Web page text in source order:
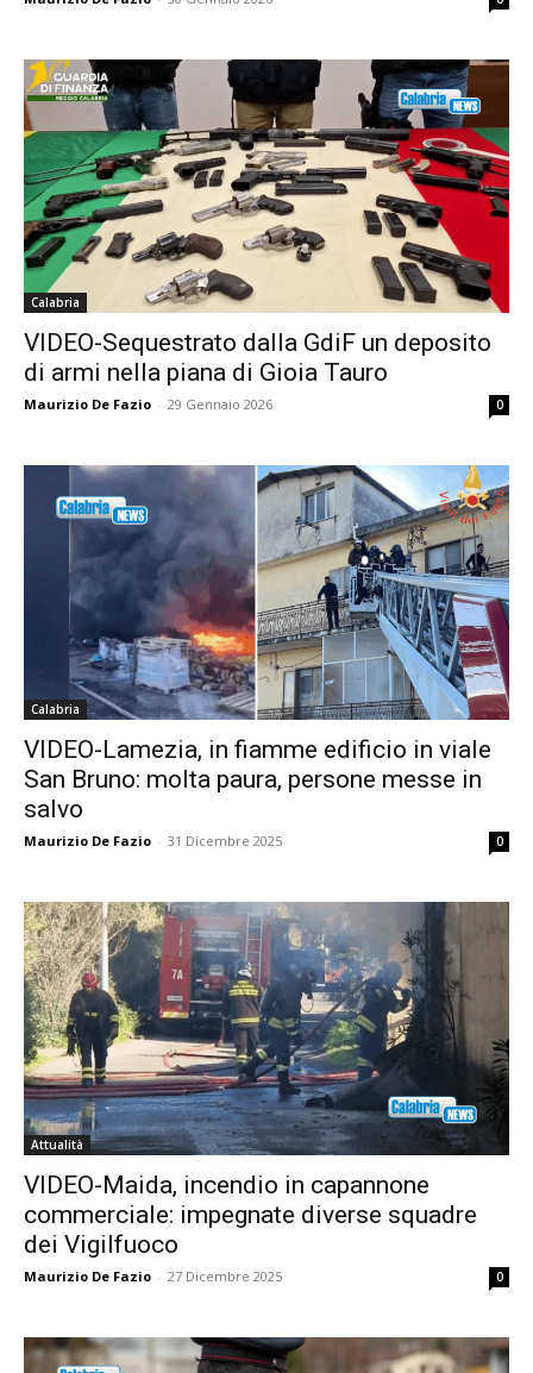
Calabria
VIDEO-Sequestrato dalla GdiF un deposito
di armi nella piana di Gioia Tauro
Maurizio De Fazio - 29 Gennaio 2026 0
Calabria
VIDEO-Lamezia, in fiamme edificio in viale
San Bruno: molta paura, persone messe in
salvo
Maurizio De Fazio - 31 Dicembre 2025 0
Attualità
VIDEO-Maida, incendio in capannone
commerciale: impegnate diverse squadre
dei Vigilfuoco
Maurizio De Fazio - 27 Dicembre 2025 0